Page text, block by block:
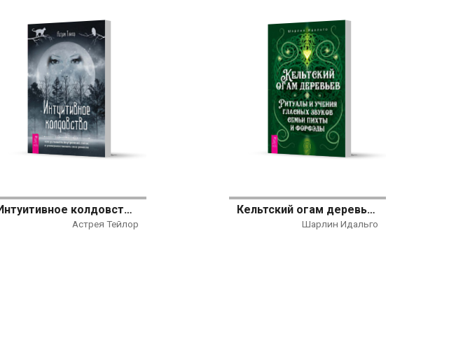
Интуитивное колдовство: как услышать внутренний голос и усовершенствовать свое ремесло
Астрея Тейлор
Кельтский огам деревьев. Ритуалы и учения гласных звуков семьи пихты и форфэды
Шарлин Идальго